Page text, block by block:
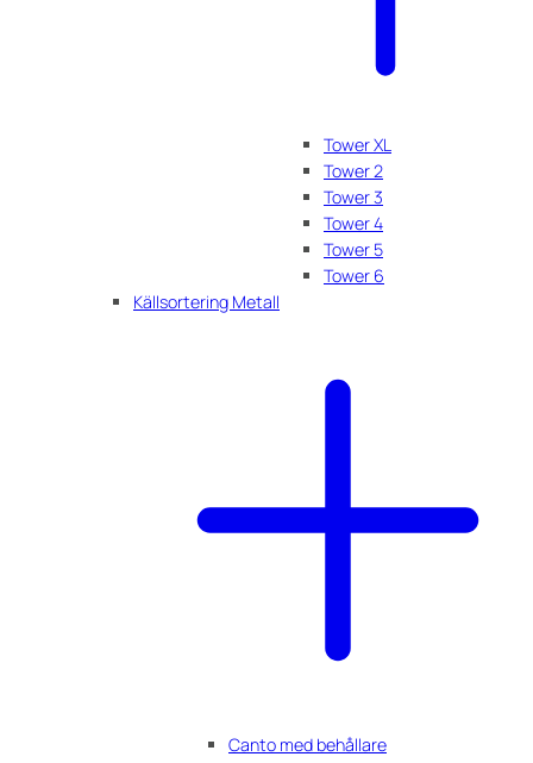
Tower XL
Tower 2
Tower 3
Tower 4
Tower 5
Tower 6
Källsortering Metall
Canto med behållare